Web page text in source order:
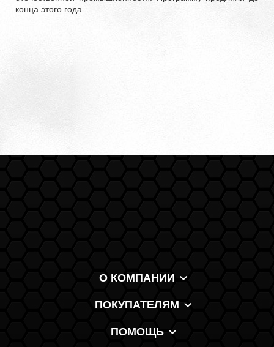
конца этого года.
О КОМПАНИИ
ПОКУПАТЕЛЯМ
ПОМОЩЬ